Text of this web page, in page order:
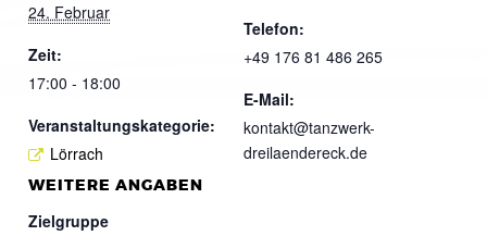
24. Februar
Zeit:
17:00 - 18:00
Veranstaltungskategorie:
Lörrach
Telefon:
+49 176 81 486 265
E-Mail:
kontakt@tanzwerk-
dreilaendereck.de
WEITERE ANGABEN
Zielgruppe